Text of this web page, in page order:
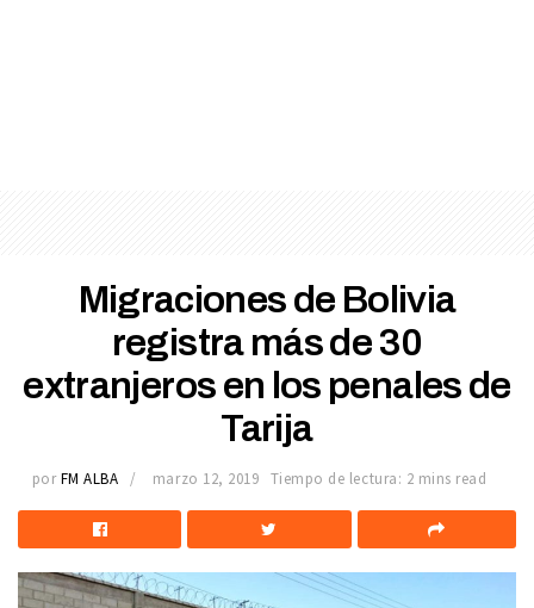
Migraciones de Bolivia
registra más de 30
extranjeros en los penales de
Tarija
por FM ALBA marzo 12, 2019 Tiempo de lectura: 2 mins read